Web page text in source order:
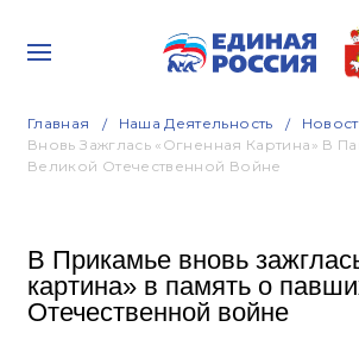
Главная Наша Деятельность
Вновь Зажглась «огненная Картина» В
Великой Отечественной Войне
В Прикамье вновь
картина» в память о
Отечественной войне